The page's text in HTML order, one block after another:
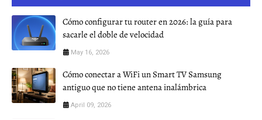
Cómo configurar tu router en 2026: la guía para
sacarle el doble de velocidad
May 16, 2026
Cómo conectar a WiFi un Smart TV Samsung
antiguo que no tiene antena inalámbrica
April 09, 2026